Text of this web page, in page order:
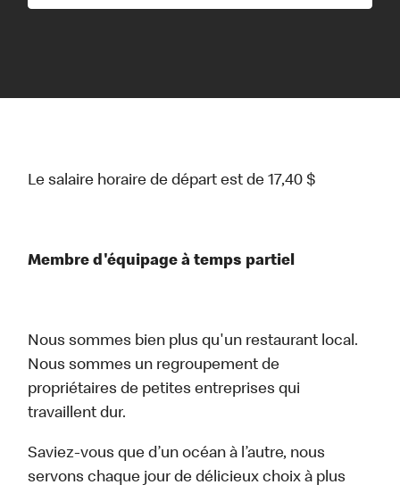
Le salaire horaire de départ est de 17,40 $
Membre d'équipage à temps partiel
Nous sommes bien plus qu'un restaurant local.
Nous sommes un regroupement de
propriétaires de petites entreprises qui
travaillent dur.
Saviez-vous que d’un océan à l’autre, nous
servons chaque jour de délicieux choix à plus